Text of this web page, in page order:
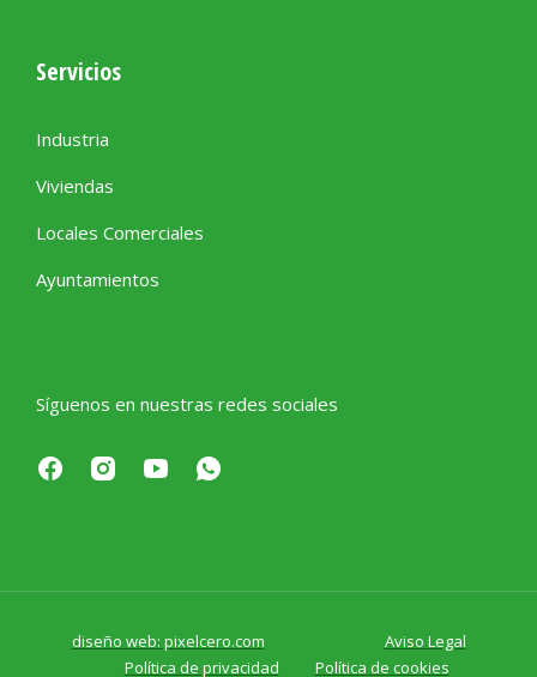
Servicios
Industria
Viviendas
Locales Comerciales
Ayuntamientos
Síguenos en nuestras redes sociales
diseño web: pixelcero.com
Aviso Legal
Política de privacidad
Política de cookies